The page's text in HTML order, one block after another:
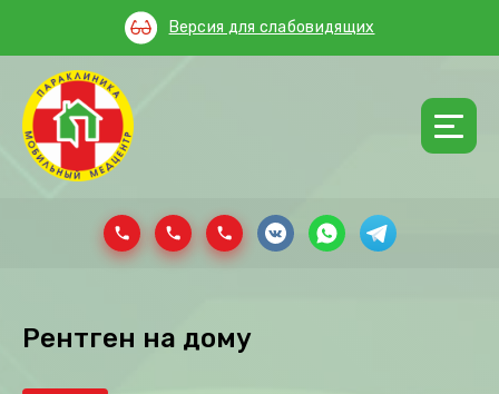
Версия для слабовидящих
Рентген на дому